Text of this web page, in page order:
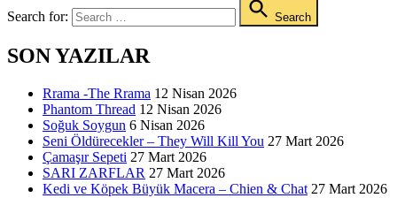
Search for: Search
SON YAZILAR
Rrama -The Rrama 12 Nisan 2026
Phantom Thread 12 Nisan 2026
Soğuk Soygun 6 Nisan 2026
Seni Öldürecekler – They Will Kill You 27 Mart 2026
Çamaşır Sepeti 27 Mart 2026
SARI ZARFLAR 27 Mart 2026
Kedi ve Köpek Büyük Macera – Chien & Chat 27 Mart 2026